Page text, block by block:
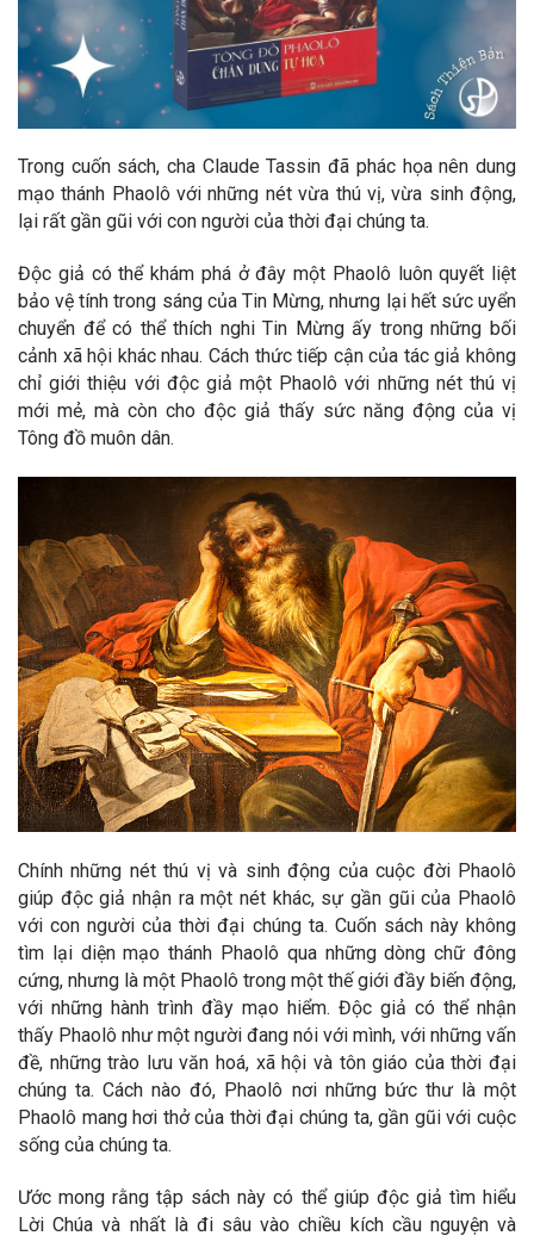
Trong cuốn sách, cha Claude Tassin đã phác họa nên dung
mạo thánh Phaolô với những nét vừa thú vị, vừa sinh động,
lại rất gần gũi với con người của thời đại chúng ta.
Độc giả có thể khám phá ở đây một Phaolô luôn quyết liệt
bảo vệ tính trong sáng của Tin Mừng, nhưng lại hết sức uyển
chuyển để có thể thích nghi Tin Mừng ấy trong những bối
cảnh xã hội khác nhau. Cách thức tiếp cận của tác giả không
chỉ giới thiệu với độc giả một Phaolô với những nét thú vị
mới mẻ, mà còn cho độc giả thấy sức năng động của vị
Tông đồ muôn dân.
Chính những nét thú vị và sinh động của cuộc đời Phaolô
giúp độc giả nhận ra một nét khác, sự gần gũi của Phaolô
với con người của thời đại chúng ta. Cuốn sách này không
tìm lại diện mạo thánh Phaolô qua những dòng chữ đông
cứng, nhưng là một Phaolô trong một thế giới đầy biến động,
với những hành trình đầy mạo hiểm. Độc giả có thể nhận
thấy Phaolô như một người đang nói với mình, với những vấn
đề, những trào lưu văn hoá, xã hội và tôn giáo của thời đại
chúng ta. Cách nào đó, Phaolô nơi những bức thư là một
Phaolô mang hơi thở của thời đại chúng ta, gần gũi với cuộc
sống của chúng ta.
Ước mong rằng tập sách này có thể giúp độc giả tìm hiểu
Lời Chúa và nhất là đi sâu vào chiều kích cầu nguyện và